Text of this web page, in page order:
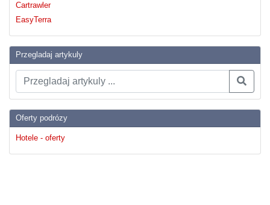
Cartrawler
EasyTerra
Przegladaj artykuly
Oferty podrózy
Hotele - oferty